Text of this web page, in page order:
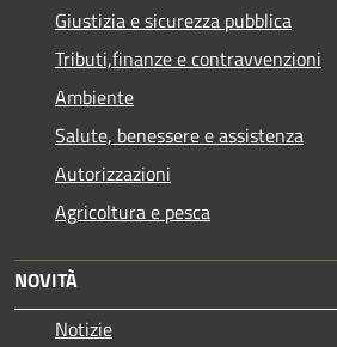
Giustizia e sicurezza pubblica
Tributi,finanze e contravvenzioni
Ambiente
Salute, benessere e assistenza
Autorizzazioni
Agricoltura e pesca
NOVITÀ
Notizie